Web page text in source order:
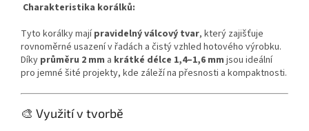
Charakteristika korálků:
Tyto korálky majípravidelný válcový tvar, který zajišťuje
rovnoměrné usazení v řadách a čistý vzhled hotového výrobku.
Díky průměru 2 mm a krátké délce 1,4–1,6 mm jsou ideální
pro jemné šité projekty, kde záleží na přesnosti a kompaktnosti.
🎨 Využití v tvorbě